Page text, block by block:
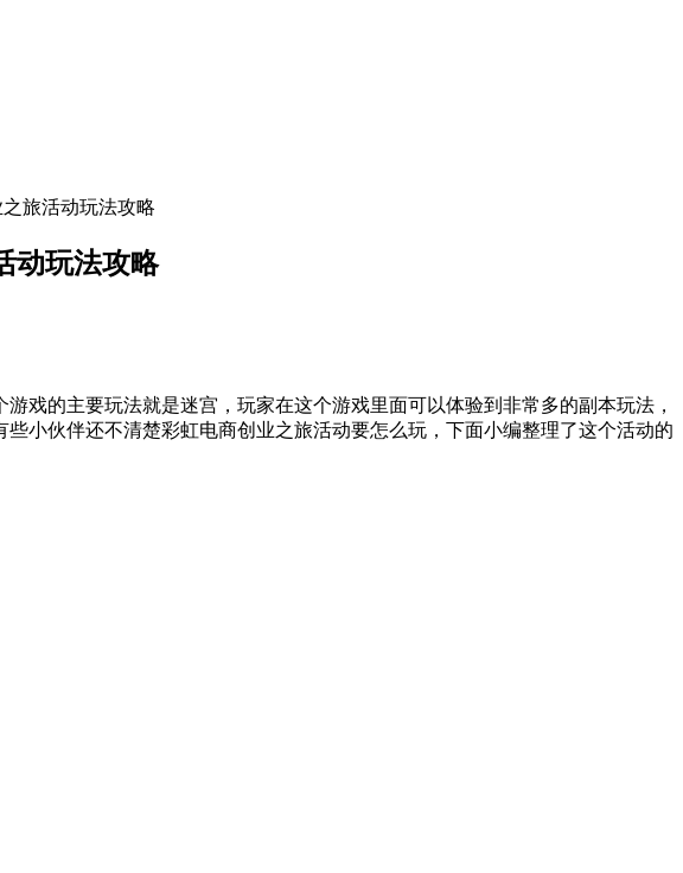
旅活动玩法攻略
动玩法攻略
的主要玩法就是迷宫，玩家在这个游戏里面可以体验到非常多的副本玩法，
小伙伴还不清楚彩虹电商创业之旅活动要怎么玩，下面小编整理了这个活动的